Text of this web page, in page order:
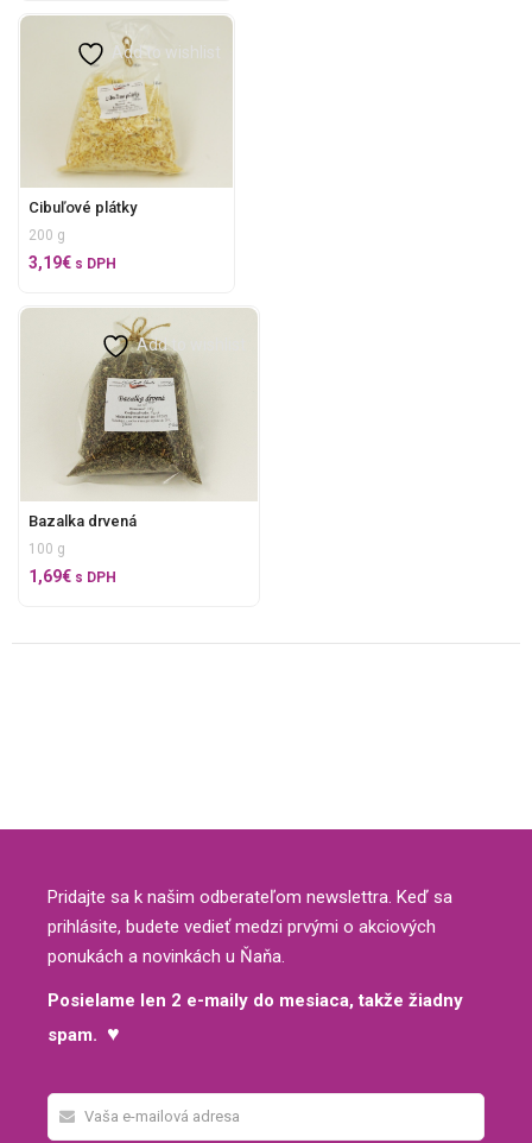
Add to wishlist
Cibuľové plátky
200 g
3,19€ s DPH
Add to wishlist
Bazalka drvená
100 g
1,69€ s DPH
Pridajte sa k našim odberateľom newslettra. Keď sa
prihlásite, budete vedieť medzi prvými o akciových
ponukách a novinkách u Ňaňa.
Posielame len 2 e-maily do mesiaca, takže žiadny
spam. ♥